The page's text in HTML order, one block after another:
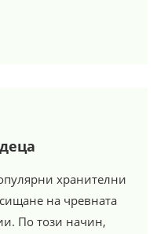
хранителни
на чревната
По този начин,